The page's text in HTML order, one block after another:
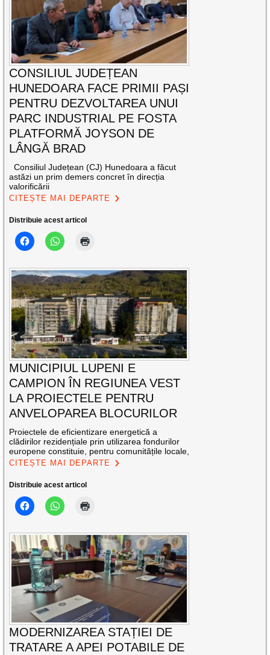
CONSILIUL JUDEȚEAN
HUNEDOARA FACE PRIMII PAȘI
PENTRU DEZVOLTAREA UNUI
PARC INDUSTRIAL PE FOSTA
PLATFORMĂ JOYSON DE
LÂNGĂ BRAD
Consiliul Județean (CJ) Hunedoara a făcut
astăzi un prim demers concret în direcția
valorificării
CITEȘTE MAI DEPARTE
Distribuie acest articol
MUNICIPIUL LUPENI E
CAMPION ÎN REGIUNEA VEST
LA PROIECTELE PENTRU
ANVELOPAREA BLOCURILOR
Proiectele de eficientizare energetică a
clădirilor rezidențiale prin utilizarea fondurilor
europene constituie, pentru comunitățile locale,
CITEȘTE MAI DEPARTE
Distribuie acest articol
MODERNIZAREA STAȚIEI DE
TRATARE A APEI POTABILE DE